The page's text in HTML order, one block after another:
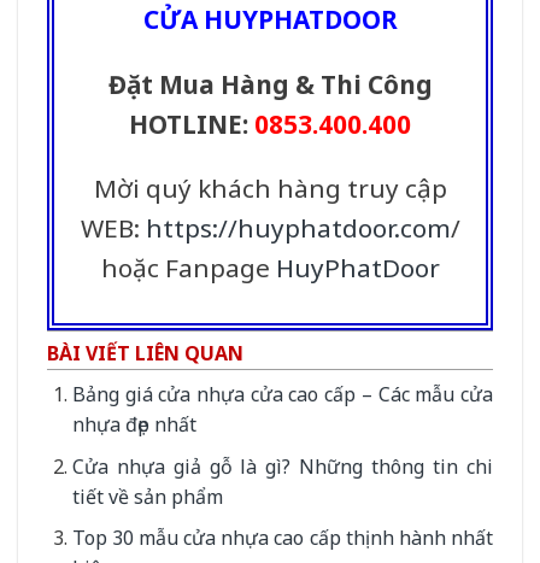
CỬA HUYPHATDOOR
Đặt Mua Hàng & Thi Công
HOTLINE: 0853.400.400
Mời quý khách hàng truy cập
WEB: https://huyphatdoor.com/
hoặc Fanpage HuyPhatDoor
BÀI VIẾT LIÊN QUAN
Bảng giá cửa nhựa cửa cao cấp – Các mẫu cửa
nhựa đẹp nhất
Cửa nhựa giả gỗ là gì? Những thông tin chi
tiết về sản phẩm
Top 30 mẫu cửa nhựa cao cấp thịnh hành nhất